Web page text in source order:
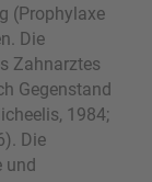
(Prophylaxe
Die
Zahnarztes
Gegenstand
1984;
Die
und